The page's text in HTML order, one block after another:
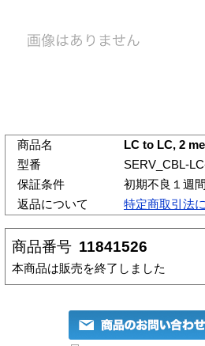
商品名
LC to LC, 2
型番
SERV_CBL-
保証条件
初期不良１週
返品について
特定商取引法
商品番号 11841526
本商品は販売を終了しました